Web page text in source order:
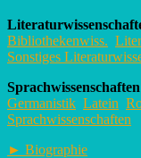
Bibliothekenwiss.
Sonstiges
Sprachwissenschaften
Germanistik Latein
Sprachwissenschaften
► Biographie